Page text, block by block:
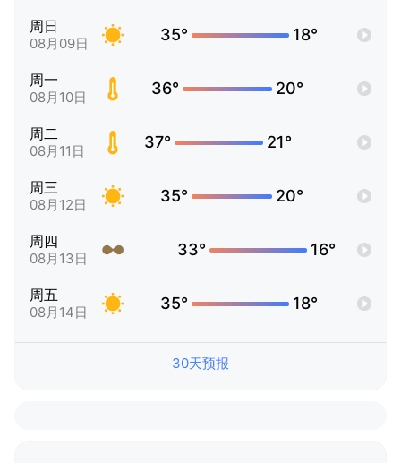
周日
08月09日 35° 18°
周一
08月10日 36° 20°
周二
08月11日 37° 21°
周三
08月12日 35° 20°
周四
08月13日 33° 16°
周五
08月14日 35° 18°
30天预报